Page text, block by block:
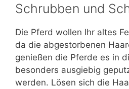
Schrubben und
Die Pferd wollen Ihr altes
da die abgestorbenen
genießen die Pferde es in
besonders ausgiebig
werden. Lösen sich die